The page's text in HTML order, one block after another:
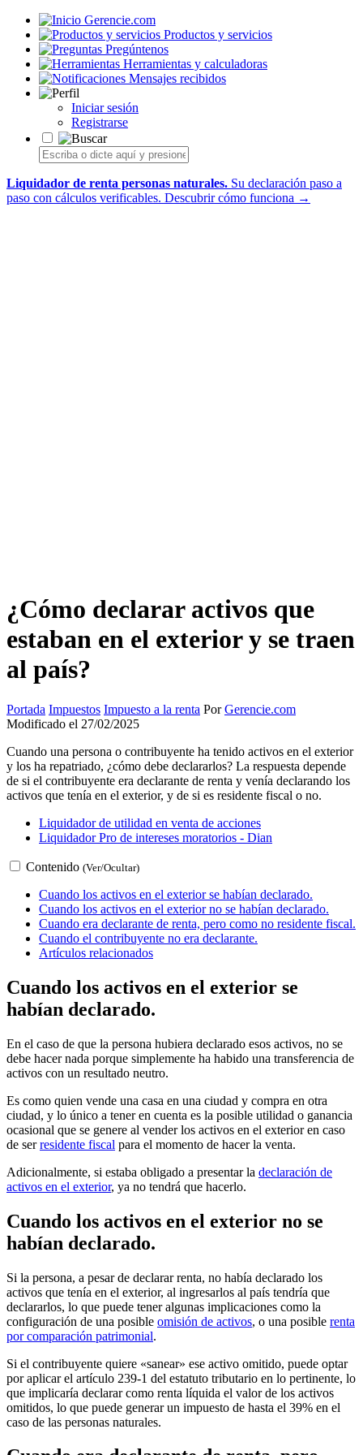
Gerencie.com
Productos y servicios
Pregúntenos
Herramientas y calculadoras
Mensajes recibidos
Iniciar sesión
Registrarse
Liquidador de renta personas naturales. Su declaración paso a
paso con cálculos verificables. Descubrir cómo funciona →
¿Cómo declarar activos que
estaban en el exterior y se traen
al país?
Portada Impuestos Impuesto a la renta PorGerencie.com
Modificado el 27/02/2025
Cuando una persona o contribuyente ha tenido activos en el exterior
y los ha repatriado, ¿cómo debe declararlos? La respuesta depende
de si el contribuyente era declarante de renta y venía declarando los
activos que tenía en el exterior, y de si es residente fiscal o no.
Liquidador de utilidad en venta de acciones
Liquidador Pro de intereses moratorios - Dian
Contenido (Ver/Ocultar)
Cuando los activos en el exterior se habían declarado.
Cuando los activos en el exterior no se habían declarado.
Cuando era declarante de renta, pero como no residente fiscal.
Cuando el contribuyente no era declarante.
Artículos relacionados
Cuando los activos en el exterior se
habían declarado.
En el caso de que la persona hubiera declarado esos activos, no se
debe hacer nada porque simplemente ha habido una transferencia de
activos con un resultado neutro.
Es como quien vende una casa en una ciudad y compra en otra
ciudad, y lo único a tener en cuenta es la posible utilidad o ganancia
ocasional que se genere al vender los activos en el exterior en caso
de serresidente fiscal para el momento de hacer la venta.
Adicionalmente, si estaba obligado a presentar la declaración de
activos en el exterior, ya no tendrá que hacerlo.
Cuando los activos en el exterior no se
habían declarado.
Si la persona, a pesar de declarar renta, no había declarado los
activos que tenía en el exterior, al ingresarlos al país tendría que
declararlos, lo que puede tener algunas implicaciones como la
configuración de una posible omisión de activos, o una posible renta
por comparación patrimonial.
Si el contribuyente quiere «sanear» ese activo omitido, puede optar
por aplicar el artículo 239-1 del estatuto tributario en lo pertinente, lo
que implicaría declarar como renta líquida el valor de los activos
omitidos, lo que puede generar un impuesto de hasta el 39% en el
caso de las personas naturales.